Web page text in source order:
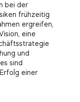
bei der
frühzeitig
ergreifen,
eine
und
sind
einer